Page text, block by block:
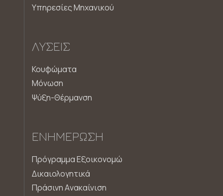
Υπηρεσίες Μηχανικού
ΛΎΣΕΙΣ
Κουφώματα
Μόνωση
Ψύξη-Θέρμανση
ΕΝΗΜΈΡΩΣΗ
Πρόγραμμα Εξοικονομώ
Δικαιολογητικά
Πράσινη Aνακαίνιση